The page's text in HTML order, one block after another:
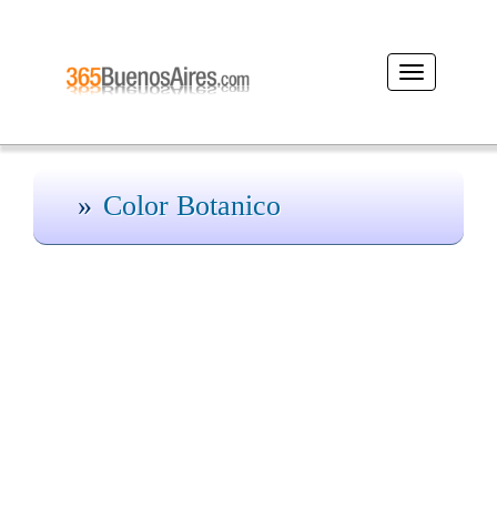
Desplegar
navegación
Color Botanico